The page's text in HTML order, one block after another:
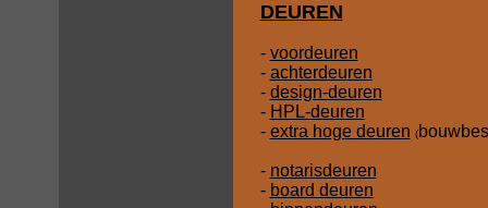
DEUREN
- voordeuren
- achterdeuren
- design-deuren
- HPL-deuren
- extra hoge deuren (
- notarisdeuren
- board deuren